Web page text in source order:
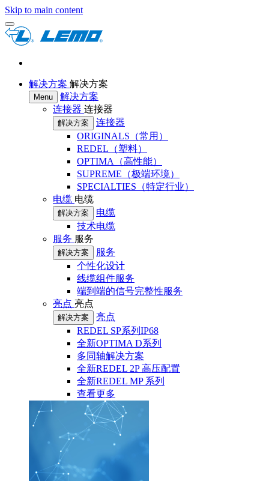
Skip to main content
解决方案 解决方案
Menu
解决方案
连接器 连接器
解决方案
连接器
ORIGINALS（常用）
REDEL（塑料）
OPTIMA（高性能）
SUPREME（极端环境）
SPECIALTIES（特定行业）
电缆 电缆
解决方案
电缆
技术电缆
服务 服务
解决方案
服务
个性化设计
线缆组件服务
端到端的信号完整性服务
亮点 亮点
解决方案
亮点
REDEL SP系列IP68
全新OPTIMA D系列
多同轴解决方案
全新REDEL 2P 高压配置
全新REDEL MP 系列
查看更多